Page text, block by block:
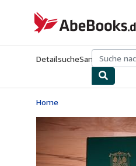
AbeBooks.de
DetailsucheSammlungen
Home